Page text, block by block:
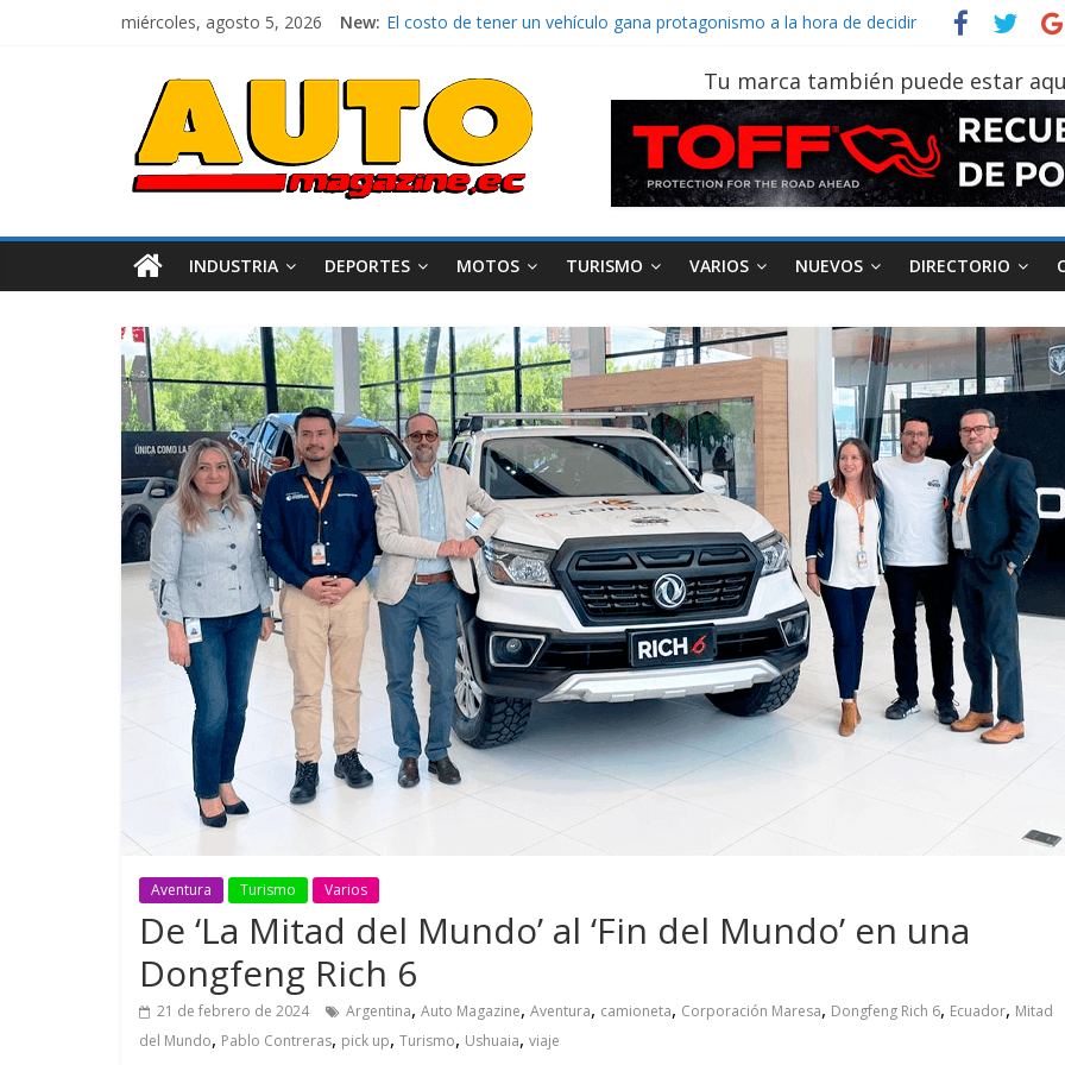
miércoles, agosto 5, 2026 New: El costo de tener un vehículo gana protagonismo a la hora de decidir
¿Qué puede pasar con tu vehículo si permanece varios días sin usar?
La Vuelta al Ecuador 2026, edición 47ª, recorre 7 provincias en 8 días
La FEDAK recibe 12 Sinotruk Bolden para cubrir las rutas de La Vuelta
Tu marca también puede estar
INDUSTRIA DEPORTES MOTOS TURISMO VARIOS NUEVOS DIRECTORIO
Aventura Turismo Varios
De ‘La Mitad del Mundo’ al ‘Fin del Mundo’ en una
Dongfeng Rich 6
21 de febrero de 2024 Argentina, Auto Magazine, Aventura, camioneta, Corporación Maresa, Dongfeng Rich 6, Ecuador, Mitad
del Mundo, Pablo Contreras, pick up, Turismo, Ushuaia, viaje
Turismo Varios
¿Qué puede pasar con tu
vehículo si permanece
varios días sin usar?
AEADE Industria Motociclismo
Motos
Movilidad
Campaña busca cambiar
destino de los motociclistas
en la región
Industria Movilidad
Transporte
Varios
Choferes profesionales
mantienen a Ecuador en
movimiento